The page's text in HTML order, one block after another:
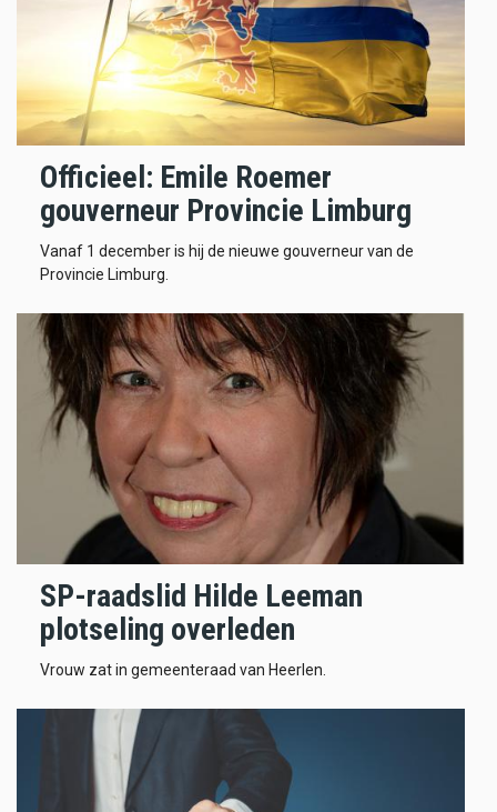
Officieel: Emile Roemer
gouverneur Provincie Limburg
Vanaf 1 december is hij de nieuwe gouverneur van de
Provincie Limburg.
SP-raadslid Hilde Leeman
plotseling overleden
Vrouw zat in gemeenteraad van Heerlen.